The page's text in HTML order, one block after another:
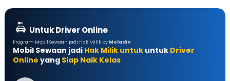
Untuk Driver Online
Program Mobil Sewaan jadi Hak Milik by Moladin
Mobil Sewaan jadi Hak Milik untuk untuk Driver
Online yang Siap Naik Kelas